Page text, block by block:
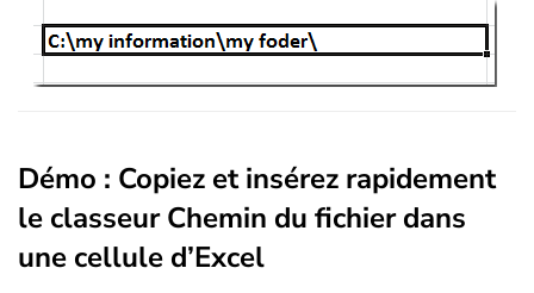
Démo : Copiez et insérez rapidement
le classeur Chemin du fichier dans
une cellule d’Excel